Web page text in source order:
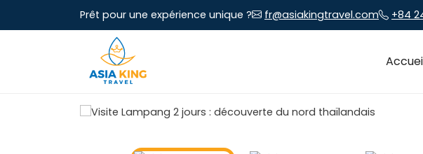
Prêt pour une expérience unique ? fr@asiakingtravel.com +84